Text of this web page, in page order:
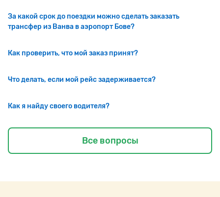
За какой срок до поездки можно сделать заказать
трансфер из Ванва в аэропорт Бове?
Как проверить, что мой заказ принят?
Что делать, если мой рейс задерживается?
Как я найду своего водителя?
Все вопросы